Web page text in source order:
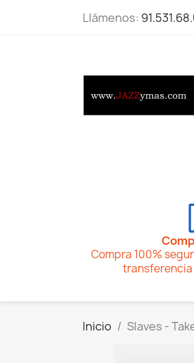
Llámenos:
Compra 100%
Inicio Slaves -